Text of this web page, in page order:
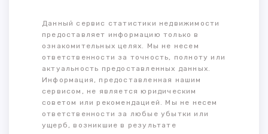
Данный сервис статистики недвижимости
предоставляет информацию только в
ознакомительных целях. Мы не несем
ответственности за точность, полноту или
актуальность предоставленных данных.
Информация, предоставленная нашим
сервисом, не является юридическим
советом или рекомендацией. Мы не несем
ответственности за любые убытки или
ущерб, возникшие в результате